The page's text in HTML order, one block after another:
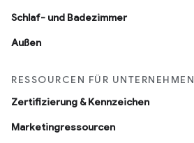
Schlaf- und Badezimmer
Außen
RESSOURCEN FÜR UNTERNEHMEN
Zertifizierung & Kennzeichen
Marketingressourcen